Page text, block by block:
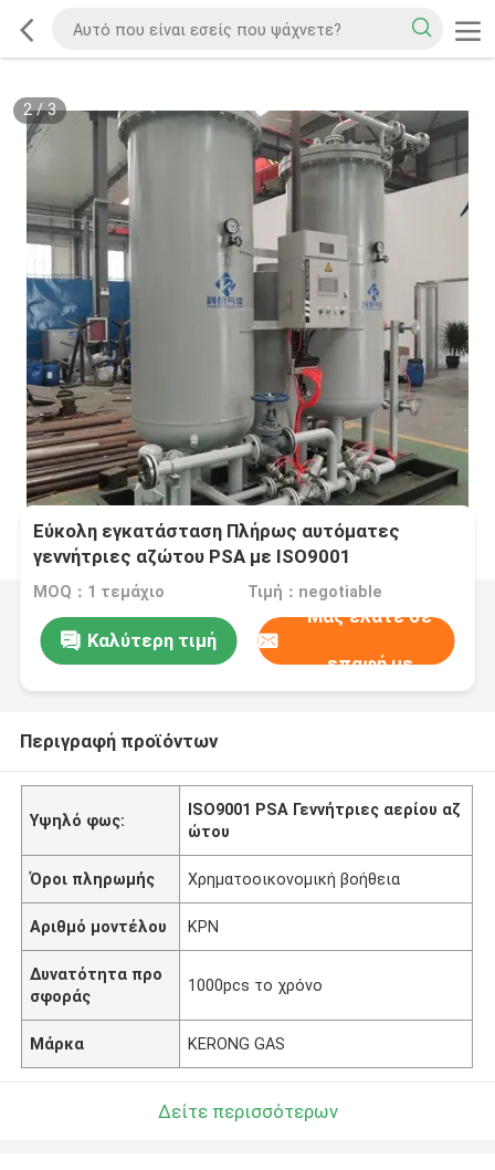
2/3
Εύκολη εγκατάσταση Πλήρως αυτόματες
γεννήτριες αζώτου PSA με ISO9001
MOQ：1 τεμάχιο Τιμή：negotiable
Καλύτερη τιμή
Μας ελάτε σε
επαφή με
Περιγραφή προϊόντων
Υψηλό φως:
ISO9001 PSA Γεννήτριες αερίου αζ
ώτου
Όροι πληρωμής Χρηματοοικονομική βοήθεια
Αριθμό μοντέλου ΚΡΝ
Δυνατότητα προ
σφοράς
1000pcs το χρόνο
Μάρκα KERONG GAS
Δείτε περισσότερων